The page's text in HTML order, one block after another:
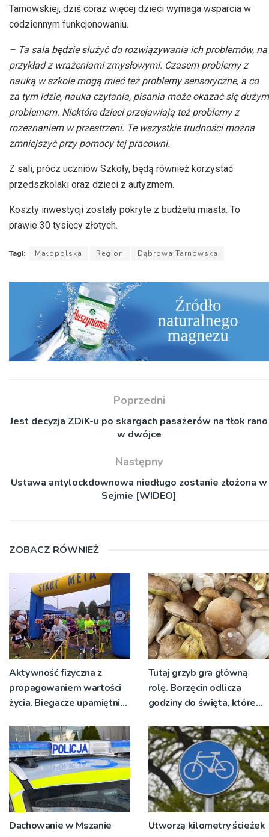
Tarnowskiej, dziś coraz więcej dzieci wymaga wsparcia w
codziennym funkcjonowaniu.
– Ta sala będzie służyć do rozwiązywania ich problemów, na
przykład z wrażeniami zmysłowymi. Czasem problemy z
nauką w szkole mogą mieć też problemy sensoryczne, a co
za tym idzie, nauka czytania, pisania może okazać się dużym
problemem. Niektóre dzieci przejawiają też problemy z
rozeznaniem w przestrzeni. Te wszystkie trudności można
zmniejszyć przy pomocy tej pracowni.
Z sali, prócz uczniów Szkoły, będą również korzystać
przedszkolaki oraz dzieci z autyzmem.
Koszty inwestycji zostały pokryte z budżetu miasta. To
prawie 30 tysięcy złotych.
Tagi: Małopolska Region Dąbrowa Tarnowska
Poprzedni
Jest decyzja ZDiK-u po skargach pasażerów na tłok rano
w dwójce
Następny
Ustawa antylockdownowa niedługo zostanie złożona w
Sejmie [WIDEO]
ZOBACZ RÓWNIEŻ
Aktywność fizyczna z
propagowaniem wartości
życia. Biegacze upamiętnili
Tutaj grzyb gra główną
rolę. Borzęcin odlicza
godziny do święta, które
pokoleń
Dachowanie w Mszanie
Utworzą kilometry ścieżek